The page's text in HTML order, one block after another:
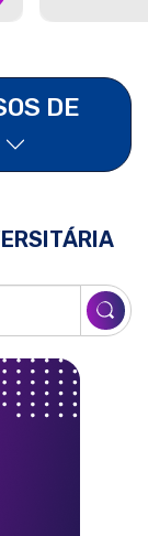
DE